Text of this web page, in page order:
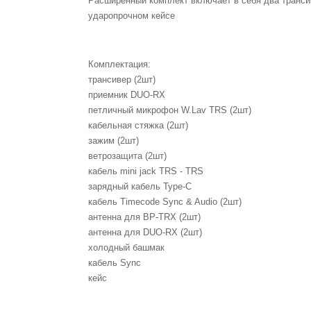
ударопрочном кейсе
Комплектация:
трансивер (2шт)
приемник DUO-RX
петличный микрофон W.Lav TRS (2шт)
кабельная стяжка (2шт)
зажим (2шт)
ветрозащита (2шт)
кабель mini jack TRS - TRS
зарядный кабель Type-C
кабель Timecode Sync & Audio (2шт)
антенна для BP-TRX (2шт)
антенна для DUO-RX (2шт)
холодный башмак
кабель Sync
кейс